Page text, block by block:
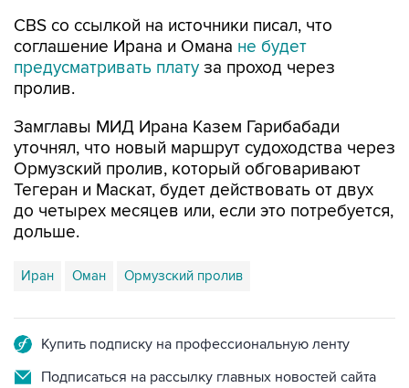
CBS со ссылкой на источники писал, что
соглашение Ирана и Омана не будет
предусматривать плату за проход через
пролив.
Замглавы МИД Ирана Казем Гарибабади
уточнял, что новый маршрут судоходства через
Ормузский пролив, который обговаривают
Тегеран и Маскат, будет действовать от двух
до четырех месяцев или, если это потребуется,
дольше.
Иран Оман Ормузский пролив
Купить подписку на профессиональную ленту
Подписаться на рассылку главных новостей сайта